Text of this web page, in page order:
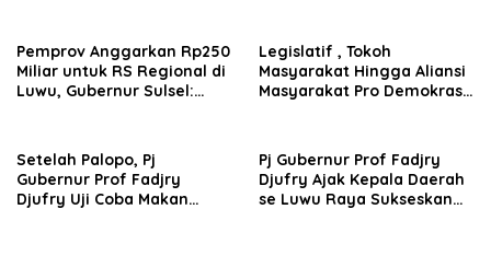
Pemprov Anggarkan Rp250
Miliar untuk RS Regional di
Luwu, Gubernur Sulsel:
Legislatif , Tokoh
Masyarakat Hingga Aliansi
Masyarakat Pro Demokrasi
Setelah Palopo, Pj
Gubernur Prof Fadjry
Djufry Uji Coba Makan
Pj Gubernur Prof Fadjry
Djufry Ajak Kepala Daerah
se Luwu Raya Sukseskan